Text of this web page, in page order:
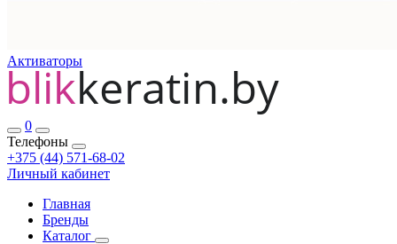
Активаторы
0
Телефоны
+375 (44) 571-68-02
Личный кабинет
Главная
Бренды
Каталог